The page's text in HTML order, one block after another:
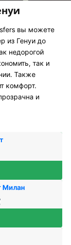
вы можете
из Генуи до
недорогой
так и
Также
комфорт.
и
Милан